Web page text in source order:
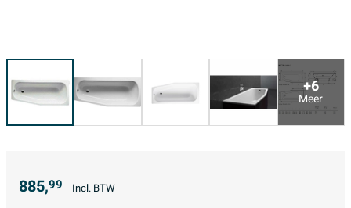
+6
Meer
885,99 Incl. BTW